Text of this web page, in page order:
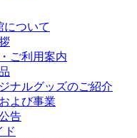
について
ご利用案内
ナルグッズのご紹介
よび事業
告
ド